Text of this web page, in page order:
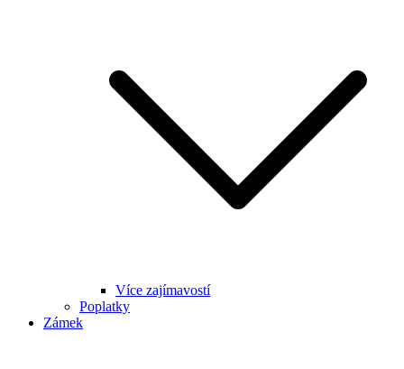
Více zajímavostí
Poplatky
Zámek